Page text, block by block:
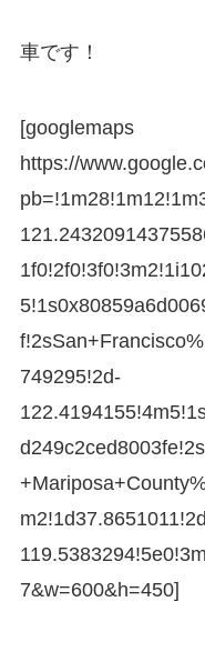
車です！
[googlemaps
https://
749295!2d-
7&w=600&h=450]